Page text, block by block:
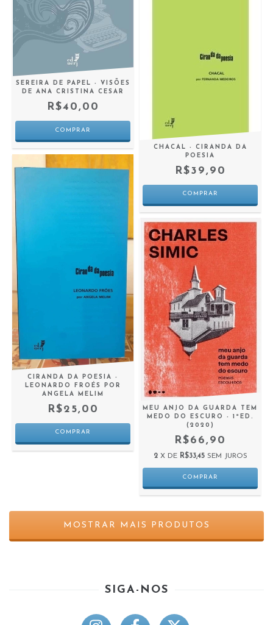
SEREIRA DE PAPEL - VISÕES
DE ANA CRISTINA CESAR
R$40,00
CHACAL - CIRANDA DA
POESIA
R$39,90
CIRANDA DA POESIA -
LEONARDO FROÉS POR
ANGELA MELIM
R$25,00
MEU ANJO DA GUARDA TEM
MEDO DO ESCURO - 1ªED.
(2020)
R$66,90
2 X DE R$33,45 SEM JUROS
MOSTRAR MAIS PRODUTOS
SIGA-NOS